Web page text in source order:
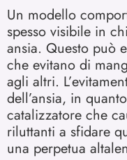
Un modello
spesso visibile in
ansia. Questo può
che evitano di
agli altri.
dell’ansia, in
catalizzatore che
riluttanti a sfidare
una perpetua